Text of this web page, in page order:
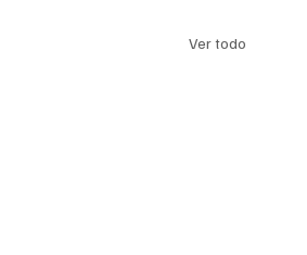
Ver todo